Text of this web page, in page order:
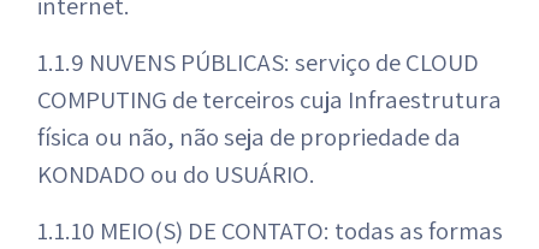
1.1.9 NUVENS PÚBLICAS: serviço de CLOUD
COMPUTING de terceiros cuja Infraestrutura
física ou não, não seja de propriedade da
KONDADO ou do USUÁRIO.
1.1.10 MEIO(S) DE CONTATO: todas as formas